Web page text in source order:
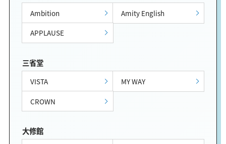
Ambition
Amity English
APPLAUSE
三省堂
VISTA
MY WAY
CROWN
大修館